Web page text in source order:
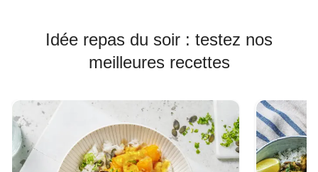
Idée repas du soir : testez nos
meilleures recettes